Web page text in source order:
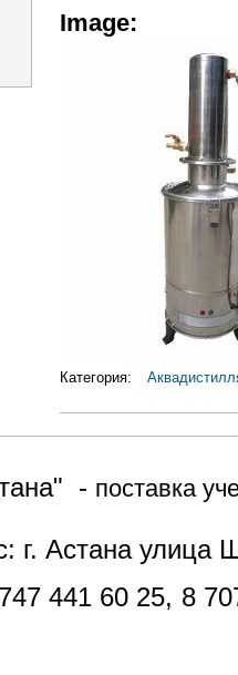
Image:
Категория:
- поставка
г. Астана
441 60 25, 8